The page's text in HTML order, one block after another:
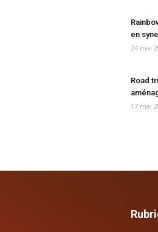
en
24 mai
Road
17 mai